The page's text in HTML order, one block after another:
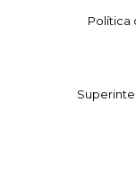
Política